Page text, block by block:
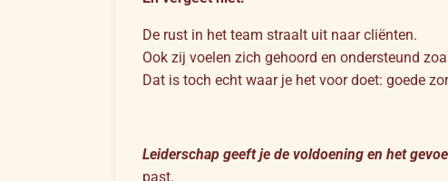
De rust in het team straalt uit naar cliënten.
Ook zij voelen zich gehoord en ondersteund
Dat is toch echt waar je het voor doet: goede
Leiderschap geeft je de voldoening en het
past.